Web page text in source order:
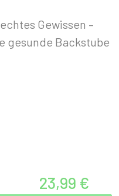
Gewissen –
gesunde Backstube
23,99 €